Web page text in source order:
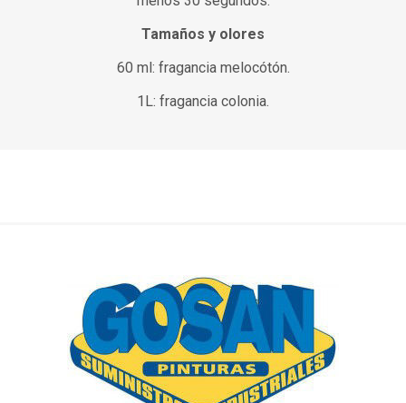
Tamaños y olores
60 ml: fragancia melocótón.
1L: fragancia colonia.